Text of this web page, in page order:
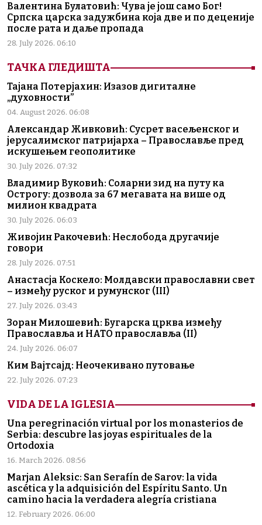
Валентина Булатовић: Чува је још само Бог!
Српска царска задужбина која две и по деценије
после рата и даље пропада
28. July 2026. 06:10
ТАЧКА ГЛЕДИШТА
Тајана Потерјахин: Изазов дигиталне
„духовности”
04. August 2026. 06:08
Александар Живковић: Сусрет васељенског и
јерусалимског патријарха – Православље пред
искушењем геополитике
30. July 2026. 07:32
Владимир Вуковић: Соларни зид на путу ка
Острогу: дозвола за 67 мегавата на више од
милион квадрата
30. July 2026. 06:03
Живојин Ракочевић: Неслобода другачије
говори
28. July 2026. 07:51
Анастасја Коскело: Молдавски православни свет
– између руског и румунског (III)
27. July 2026. 03:43
Зоран Милошевић: Бугарска црква између
Православља и НАТО православља (II)
24. July 2026. 06:07
Ким Вајтсајд: Неочекивано путовање
22. July 2026. 07:23
VIDA DE LA IGLESIA
Una peregrinación virtual por los monasterios de
Serbia: descubre las joyas espirituales de la
Ortodoxia
16. March 2026. 08:56
Marjan Aleksic: San Serafín de Sarov: la vida
ascética y la adquisición del Espíritu Santo. Un
camino hacia la verdadera alegría cristiana
12. February 2026. 06:00